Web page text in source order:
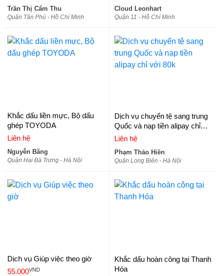
Trần Thị Cẩm Thu
Quận Tân Phú - Hồ Chí Minh
Cloud Leonhart
Quận 11 - Hồ Chí Minh
Khắc dấu liền mực, Bộ dấu
ghép TOYODA
Liên hệ
Nguyễn Băng
Quận Hai Bà Trưng - Hà Nội
Dịch vụ chuyển tệ sang trung
Quốc và nạp tiền alipay chỉ
với 80k
Liên hệ
Phạm Thảo Hiền
Quận Long Biên - Hà Nội
Dịch vụ Giúp việc theo giờ
55.000VND
Khắc dấu hoàn công tại Thanh
Hóa